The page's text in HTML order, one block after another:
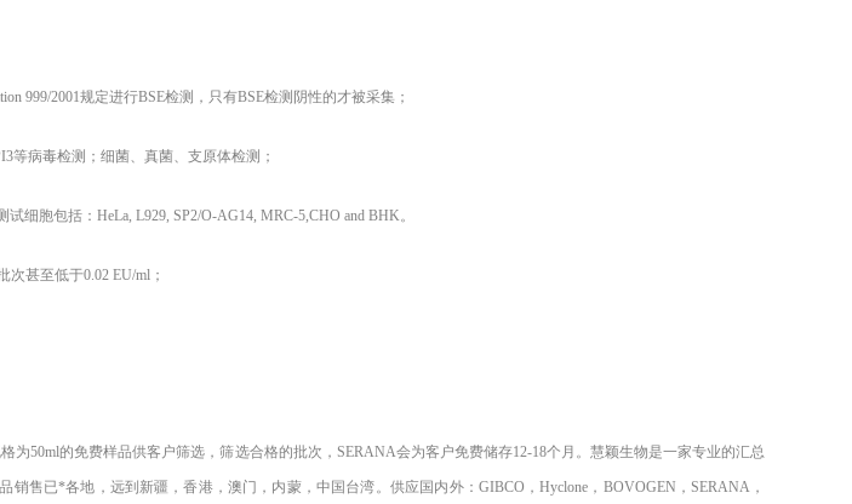
999/2001规定进行BSE检测，只有BSE检测阴性的才被采集；
等病毒检测；细菌、真菌、支原体检测；
细胞包括：HeLa, L929, SP2/O-AG14, MRC-5,CHO and BHK。
甚至低于0.02 EU/ml；
为50ml的免费样品供客户筛选，筛选合格的批次，SERANA会为客户免费储存12-18个月。慧颖生物是一家专业的汇总
销售已*各地，远到新疆，香港，澳门，内蒙，中国台湾。供应国内外：GIBCO，Hyclone，BOVOGEN，SERANA，